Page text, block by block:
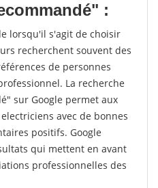
:
lorsqu'il s'agit de choisir
recherchent souvent des
de personnes
La recherche
sur Google permet aux
avec de bonnes
positifs. Google
qui mettent en avant
professionnelles des